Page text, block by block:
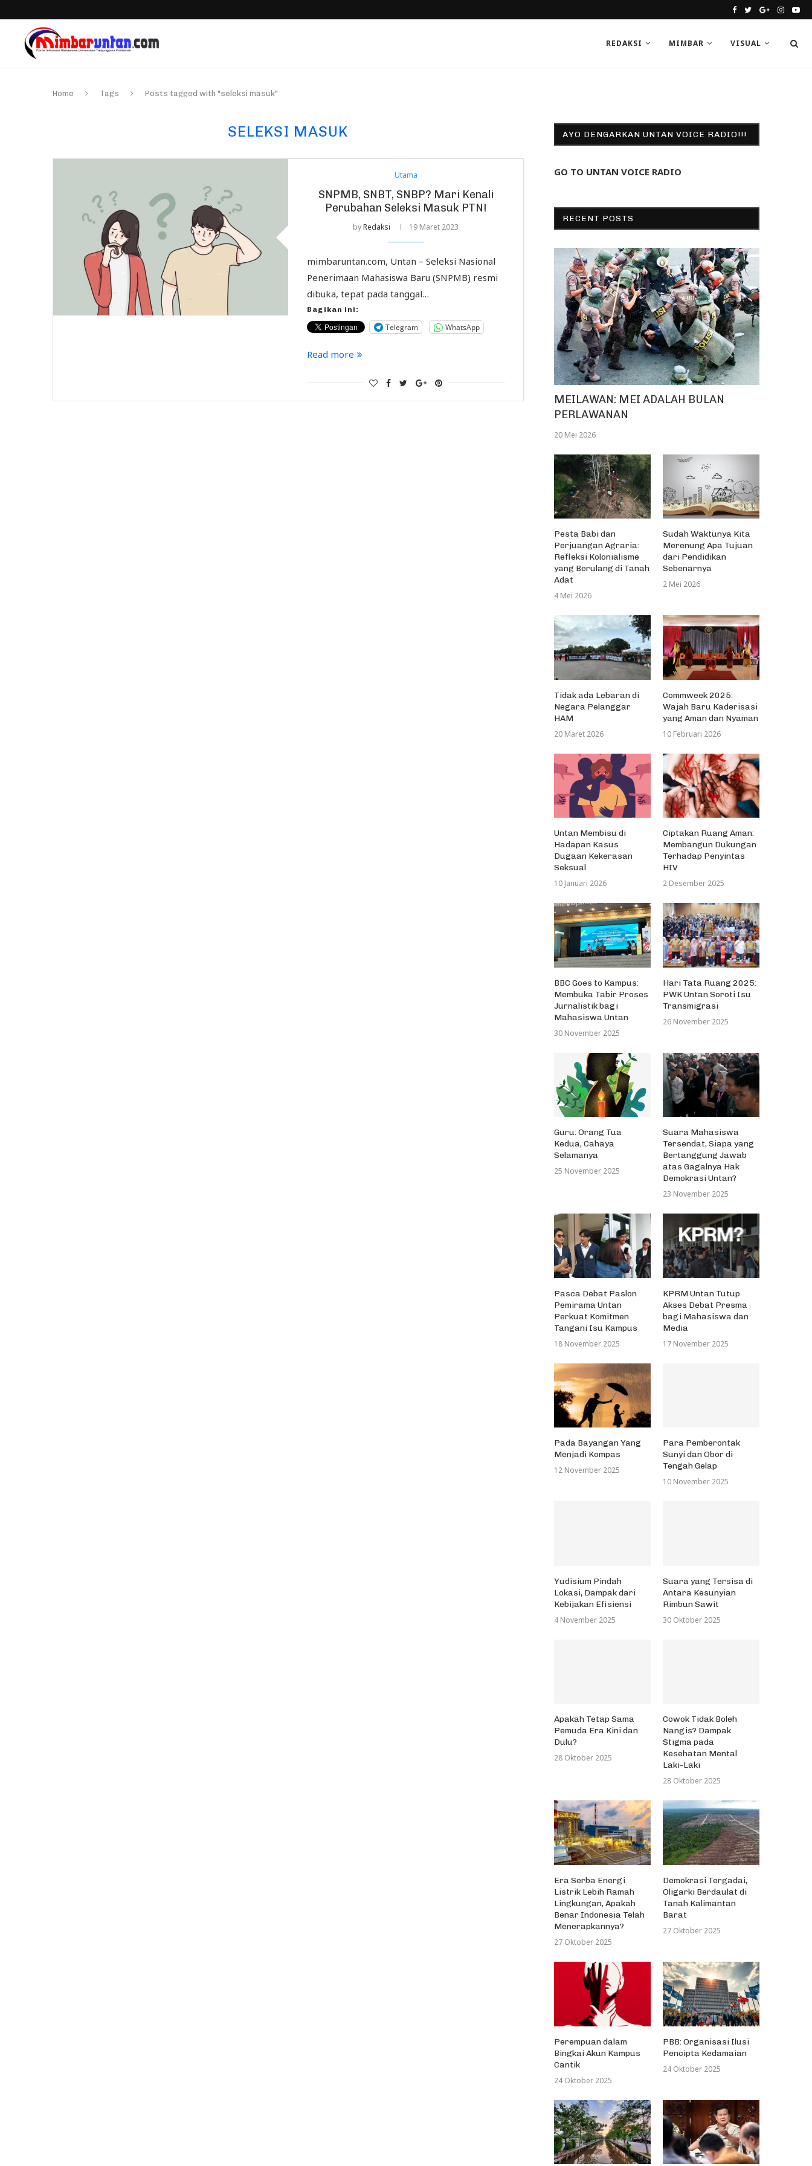
REDAKSI MIMBAR VISUAL
Home Tags Posts tagged with "seleksi masuk"
SELEKSI MASUK
Utama
SNPMB, SNBT, SNBP? Mari Kenali
Perubahan Seleksi Masuk PTN!
byRedaksi 19 Maret 2023
mimbaruntan.com, Untan – Seleksi Nasional
Penerimaan Mahasiswa Baru (SNPMB) resmi
dibuka, tepat pada tanggal…
Bagikan ini:
Telegram WhatsApp
Read more
AYO DENGARKAN UNTAN VOICE RADIO!!!
GO TO UNTAN VOICE RADIO
RECENT POSTS
MEILAWAN: MEI ADALAH BULAN
PERLAWANAN
20 Mei 2026
Pesta Babi dan
Perjuangan Agraria:
Refleksi Kolonialisme
yang Berulang di Tanah
Adat
4 Mei 2026
Sudah Waktunya Kita
Merenung Apa Tujuan
dari Pendidikan
Sebenarnya
2 Mei 2026
Tidak ada Lebaran di
Negara Pelanggar
HAM
20 Maret 2026
Commweek 2025:
Wajah Baru Kaderisasi
yang Aman dan Nyaman
10 Februari 2026
Untan Membisu di
Hadapan Kasus
Dugaan Kekerasan
Seksual
10 Januari 2026
Ciptakan Ruang Aman:
Membangun Dukungan
Terhadap Penyintas
HIV
2 Desember 2025
BBC Goes to Kampus:
Membuka Tabir Proses
Jurnalistik bagi
Mahasiswa Untan
30 November 2025
Hari Tata Ruang 2025:
PWK Untan Soroti Isu
Transmigrasi
26 November 2025
Guru: Orang Tua
Kedua, Cahaya
Selamanya
25 November 2025
Suara Mahasiswa
Tersendat, Siapa yang
Bertanggung Jawab
atas Gagalnya Hak
Demokrasi Untan?
23 November 2025
Pasca Debat Paslon
Pemirama Untan
Perkuat Komitmen
Tangani Isu Kampus
18 November 2025
KPRM Untan Tutup
Akses Debat Presma
bagi Mahasiswa dan
Media
17 November 2025
Pada Bayangan Yang
Menjadi Kompas
12 November 2025
Para Pemberontak
Sunyi dan Obor di
Tengah Gelap
10 November 2025
Yudisium Pindah
Lokasi, Dampak dari
Kebijakan Efisiensi
4 November 2025
Suara yang Tersisa di
Antara Kesunyian
Rimbun Sawit
30 Oktober 2025
Apakah Tetap Sama
Pemuda Era Kini dan
Dulu?
28 Oktober 2025
Cowok Tidak Boleh
Nangis? Dampak
Stigma pada
Kesehatan Mental
Laki-Laki
28 Oktober 2025
Era Serba Energi
Listrik Lebih Ramah
Lingkungan, Apakah
Benar Indonesia Telah
Menerapkannya?
27 Oktober 2025
Demokrasi Tergadai,
Oligarki Berdaulat di
Tanah Kalimantan
Barat
27 Oktober 2025
Perempuan dalam
Bingkai Akun Kampus
Cantik
24 Oktober 2025
PBB: Organisasi Ilusi
Pencipta Kedamaian
24 Oktober 2025